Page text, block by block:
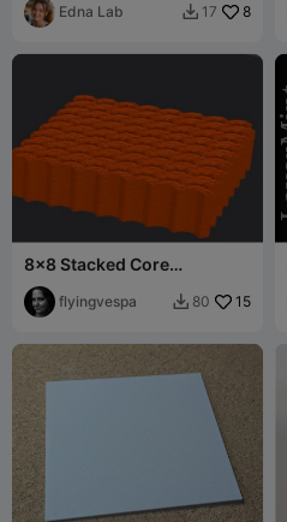
Edna Lab  17 8
8x8 Stacked Core
Multiboard - 7 boards -
Remixflyingvespa  80 15